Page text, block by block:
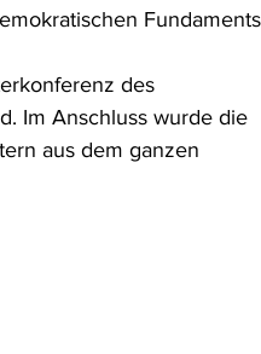
des
Im Anschluss wurde die
aus dem ganzen